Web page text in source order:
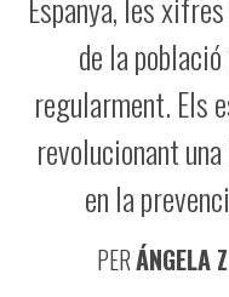
Espanya, les
de la
regularment. Els
revolucionant
en la
PERÁNGELA